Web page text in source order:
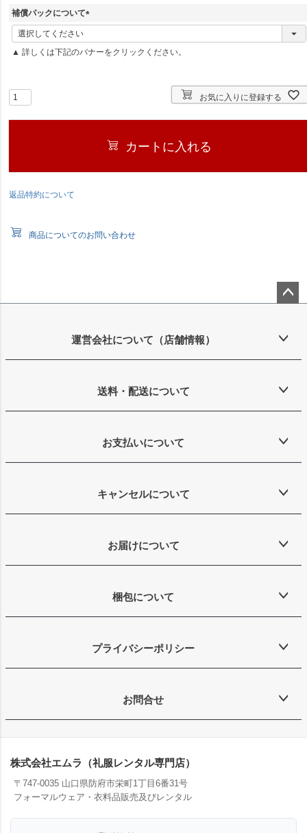
補償パックについて
(
必
須
▲ 詳しくは下記のバナーをクリックください。
お気に入りに登録する
カートに入れる
返品特約について
商品についてのお問い合わせ
ップ
運営会社について（店舗情報）
送料・配送について
お支払いについて
キャンセルについて
お届けについて
梱包について
プライバシーポリシー
お問合せ
株式会社エムラ（礼服レンタル専門店）
〒747-0035 山口県防府市栄町1丁目6番31号
フォーマルウェア・衣料品販売及びレンタル